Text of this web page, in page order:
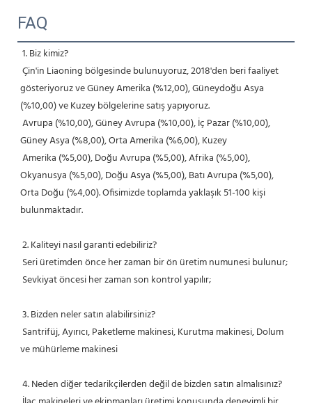
FAQ
1. Biz kimiz?
gösteriyoruz ve Güney Amerika (%12,00), Güneydoğu Asya
(%10,00) ve Kuzey bölgelerine satış yapıyoruz.
Güney Asya (%8,00), Orta Amerika (%6,00), Kuzey
Okyanusya (%5,00), Doğu Asya (%5,00), Batı Avrupa (%5,00),
Orta Doğu (%4,00). Ofisimizde toplamda yaklaşık 51-100 kişi
bulunmaktadır.
2. Kaliteyi nasıl garanti edebiliriz?
Seri üretimden önce her zaman bir ön üretim numunesi bulunur;
Sevkiyat öncesi her zaman son kontrol yapılır;
3. Bizden neler satın alabilirsiniz?
ve mühürleme makinesi
4. Neden diğer tedarikçilerden değil de bizden satın almalısınız?